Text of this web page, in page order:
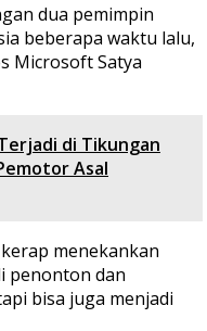
dua pemimpin
beberapa waktu lalu,
Microsoft Satya
di Tikungan
Asal
menekankan
penonton dan
bisa juga menjadi